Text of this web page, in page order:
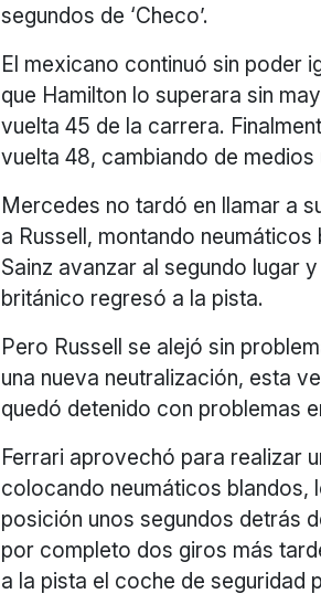
segundos de ‘Checo’.
El mexicano continuó sin poder
que Hamilton lo superara sin
vuelta 45 de la carrera.
vuelta 48, cambiando de
Mercedes no tardó en llamar a
a Russell, montando
Sainz avanzar al segundo lugar
británico regresó a la pista.
Pero Russell se alejó sin
una nueva neutralización, esta
quedó detenido con problemas
Ferrari aprovechó para realizar
colocando neumáticos blandos,
posición unos segundos detrás
por completo dos giros más
a la pista el coche de seguridad